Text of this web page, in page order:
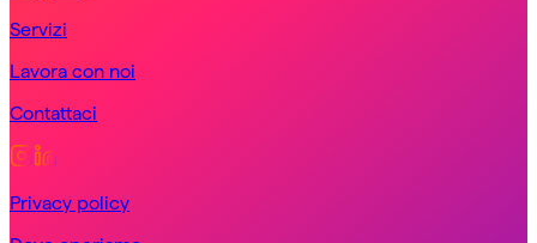
Servizi
Lavora con noi
Contattaci
Privacy policy